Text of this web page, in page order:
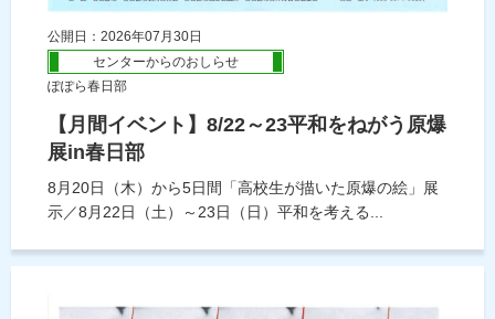
公開日：2026年07月30日
センターからのおしらせ
ぽぽら春日部
【月間イベント】8/22～23平和をねがう原爆
展in春日部
8月20日（木）から5日間「高校生が描いた原爆の絵」展
示／8月22日（土）～23日（日）平和を考える...